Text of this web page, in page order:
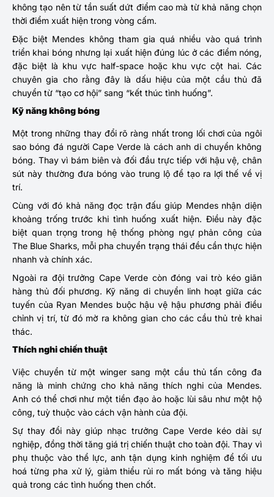
không tạo nên từ tần suất dứt điểm cao mà từ khả năng chọn
thời điểm xuất hiện trong vòng cấm.
Đặc biệt Mendes không tham gia quá nhiều vào quá trình
triển khai bóng nhưng lại xuất hiện đúng lúc ở các điểm nóng,
đặc biệt là khu vực half-space hoặc khu vực cột hai. Các
chuyên gia cho rằng đây là dấu hiệu của một cầu thủ đã
chuyển từ “tạo cơ hội” sang “kết thúc tình huống”.
Kỹ năng không bóng
Một trong những thay đổi rõ ràng nhất trong lối chơi của ngôi
sao bóng đá người Cape Verde là cách anh di chuyển không
bóng. Thay vì bám biên và đối đầu trực tiếp với hậu vệ, chân
sút này thường đưa bóng vào trung lộ để tạo ra lợi thế về vị
trí.
Cùng với đó khả năng đọc trận đấu giúp Mendes nhận diện
khoảng trống trước khi tình huống xuất hiện. Điều này đặc
biệt quan trọng trong hệ thống phòng ngự phản công của
The Blue Sharks, mỗi pha chuyển trạng thái đều cần thực hiện
nhanh và chính xác.
Ngoài ra đội trưởng Cape Verde còn đóng vai trò kéo giãn
hàng thủ đối phương. Kỹ năng di chuyển linh hoạt giữa các
tuyến của Ryan Mendes buộc hậu vệ hậu phương phải điều
chỉnh vị trí, từ đó mờ ra không gian cho các cầu thủ trẻ khai
thác.
Thích nghi chiến thuật
Việc chuyển từ một winger sang một cầu thủ tấn công đa
năng là minh chứng cho khả năng thích nghi của Mendes.
Anh có thể chơi như một tiền đạo ảo hoặc lùi sâu như một hộ
công, tuỳ thuộc vào cách vận hành của đội.
Sự thay đổi này giúp nhạc trưởng Cape Verde kéo dài sự
nghiệp, đồng thời tăng giá trị chiến thuật cho toàn đội. Thay vì
phụ thuộc vào thể lực, anh tận dụng kinh nghiệm để tối ưu
hoá từng pha xử lý, giảm thiểu rủi ro mất bóng và tăng hiệu
quả trong các tình huống then chốt.